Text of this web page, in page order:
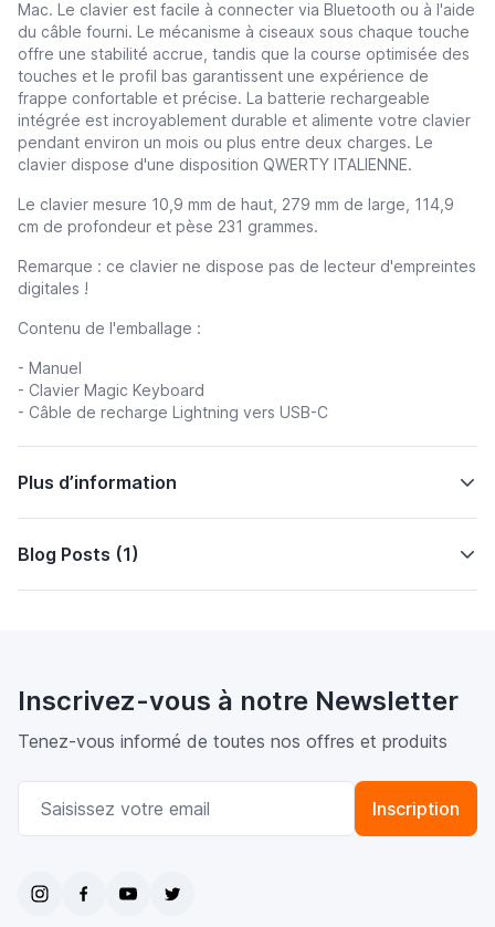
Mac. Le clavier est facile à connecter via Bluetooth ou à l'aide
du câble fourni. Le mécanisme à ciseaux sous chaque touche
offre une stabilité accrue, tandis que la course optimisée des
touches et le profil bas garantissent une expérience de
frappe confortable et précise. La batterie rechargeable
intégrée est incroyablement durable et alimente votre clavier
pendant environ un mois ou plus entre deux charges. Le
clavier dispose d'une disposition QWERTY ITALIENNE.
Le clavier mesure 10,9 mm de haut, 279 mm de large, 114,9
cm de profondeur et pèse 231 grammes.
Remarque : ce clavier ne dispose pas de lecteur d'empreintes
digitales !
Contenu de l'emballage :
- Manuel
- Clavier Magic Keyboard
- Câble de recharge Lightning vers USB-C
Plus d’information
Blog Posts (1)
Inscrivez-vous à notre Newsletter
Tenez-vous informé de toutes nos offres et produits
Adresse email
Inscription